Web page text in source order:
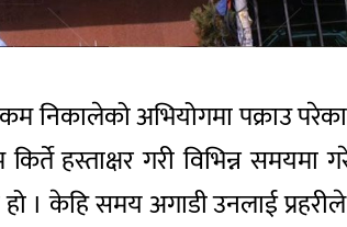
निकालेको अभियोगमा पक्राउ
हस्ताक्षर गरी विभिन्न
। केहि समय अगाडी उनलाई